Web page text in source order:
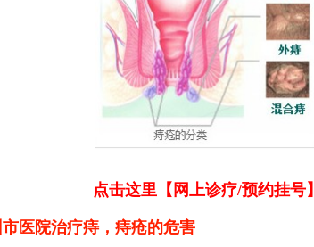
点击这里【网上诊疗/预约挂号】
医院治疗痔，痔疮的危害